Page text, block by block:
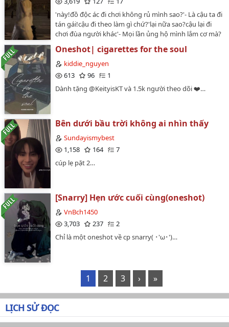
'này!đồ độc ác đi chơi không rủ mình sao?'- Là cậu ta đi
tán gái!cậu đi theo làm gì chứ?'lại nữa sao?cậu lại đi
chơi đùa người khác'- Mọi lần ủng hộ mình lắm cơ mà?
có người yêu rồi..mình không dám'- Nếu mình nói là
mình yêu cậu?- Làm sao cậu lại tỏ tình?- chọn lựa
đi!Kyung Mi chọn lựa đi 'mình yêu cậu'- Mình cũng yêu
của cậu 'cha làm sao thế?con đã nói là con không đồng
Oneshot| cigarettes for the soul
kiddie_nguyen
613
96
1
Dành tặng @KeityisKT và 1.5k người theo dõi ❤️…
Bên dưới bầu trời không ai nhìn thấy
Sundayismybest
1,158
164
7
cúp lẹ pặt 2…
[Snarry] Hẹn ước cuối cùng(oneshot)
VnBch1450
3,703
237
2
Chỉ là một oneshot về cp snarry( ･'ω･')…
1 2 3 › »
LỊCH SỬ ĐỌC